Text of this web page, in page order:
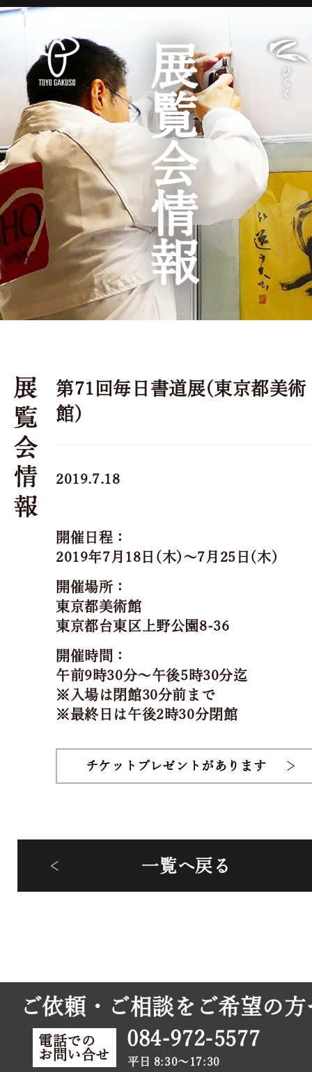
展覧会情報
第71回毎日書道展(東京都美術
館)
2019.7.18
開催日程：
2019年7月18日(木)～7月25日(木)
開催場所：
東京都美術館
東京都台東区上野公園8-36
開催時間：
午前9時30分～午後5時30分迄
※入場は閉館30分前まで
※最終日は午後2時30分閉館
チケットプレゼントがあります
一覧へ戻る
ご依頼・ご相談をご希望の方
電話での
お問い合せ
084-972-5577
平日 8:30～17:30